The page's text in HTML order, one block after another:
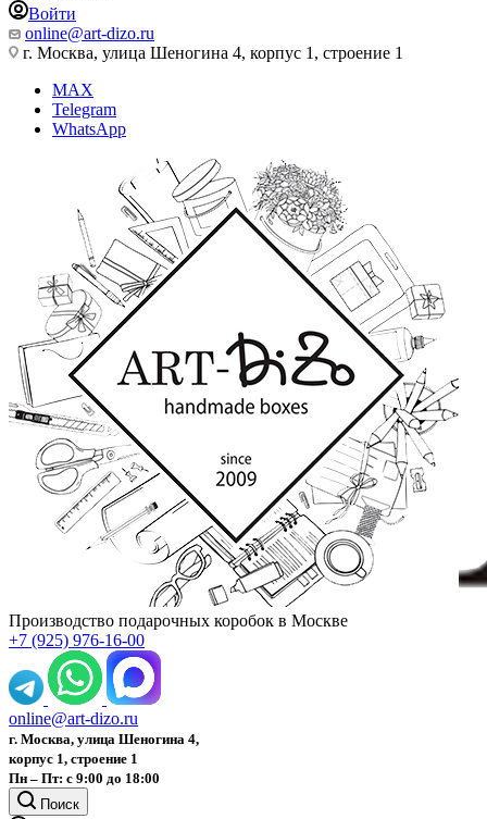
Войти
online@art-dizo.ru
г. Москва, улица Шеногина 4, корпус 1, строение 1
MAX
Telegram
WhatsApp
Производство подарочных коробок в Москве
+7 (925) 976-16-00
online@art-dizo.ru
г. Москва, улица Шеногина 4,
корпус 1, строение 1
Пн – Пт: с 9:00 до 18:00
Поиск